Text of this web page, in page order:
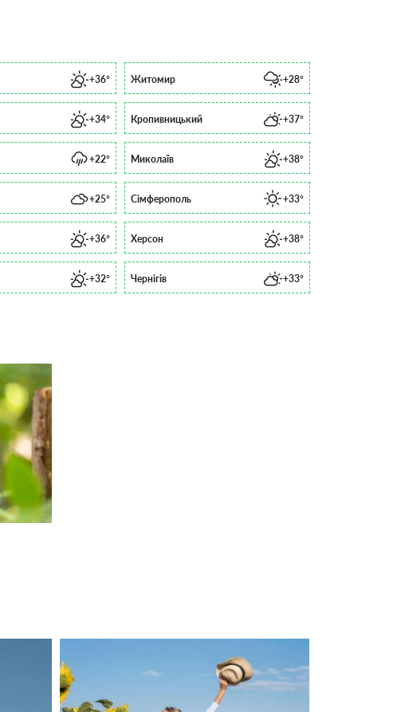
+36° Житомир +28°
+34° Кропивницький +37°
+22° Миколаїв +38°
+25° Сімферополь +33°
+36° Херсон +38°
+32° Чернігів +33°